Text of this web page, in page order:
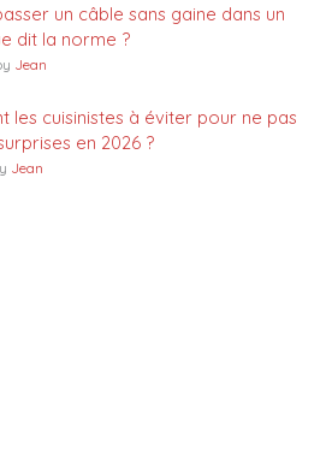
un câble sans gaine dans un
dit la norme ?
Jean
les cuisinistes à éviter pour ne pas
en 2026 ?
Jean